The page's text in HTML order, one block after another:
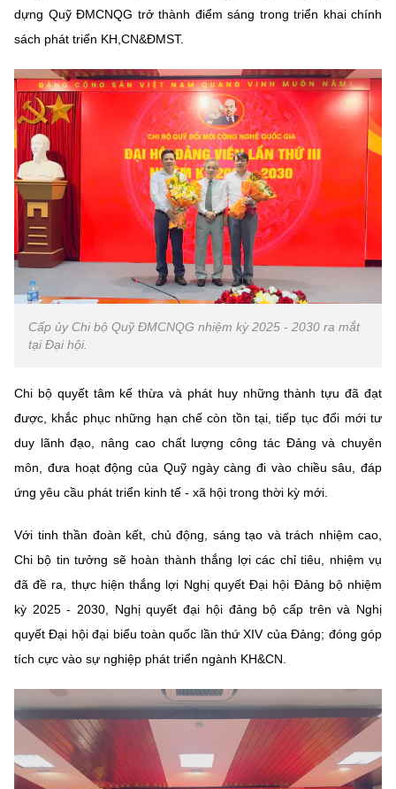
dựng Quỹ ĐMCNQG trở thành điểm sáng trong triển khai chính
sách phát triển KH,CN&ĐMST.
Cấp ủy Chi bộ Quỹ ĐMCNQG nhiệm kỳ 2025 - 2030 ra mắt
tại Đại hội.
Chi bộ quyết tâm kế thừa và phát huy những thành tựu đã đạt
được, khắc phục những hạn chế còn tồn tại, tiếp tục đổi mới tư
duy lãnh đạo, nâng cao chất lượng công tác Đảng và chuyên
môn, đưa hoạt động của Quỹ ngày càng đi vào chiều sâu, đáp
ứng yêu cầu phát triển kinh tế - xã hội trong thời kỳ mới.
Với tinh thần đoàn kết, chủ động, sáng tạo và trách nhiệm cao,
Chi bộ tin tưởng sẽ hoàn thành thắng lợi các chỉ tiêu, nhiệm vụ
đã đề ra, thực hiện thắng lợi Nghị quyết Đại hội Đảng bộ nhiệm
kỳ 2025 - 2030, Nghị quyết đại hội đảng bộ cấp trên và Nghị
quyết Đại hội đại biểu toàn quốc lần thứ XIV của Đảng; đóng góp
tích cực vào sự nghiệp phát triển ngành KH&CN.